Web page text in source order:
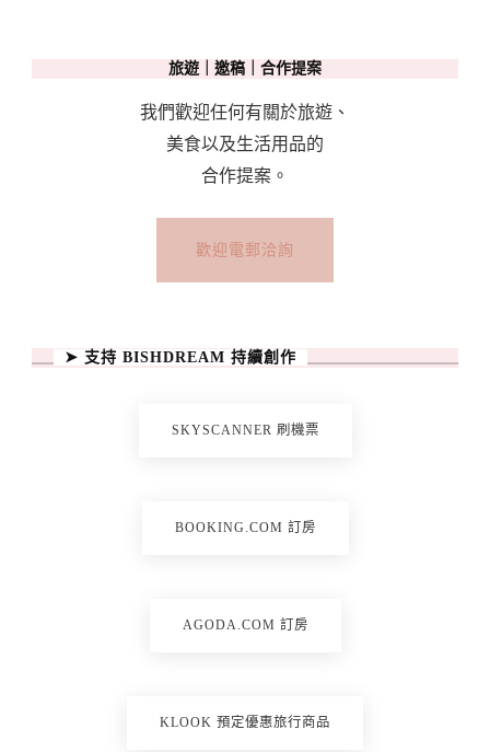
旅遊｜邀稿｜合作提案
我們歡迎任何有關於旅遊、
美食以及生活用品的
合作提案。
歡迎電郵洽詢
➤ 支持 BISHDREAM 持續創作
SKYSCANNER 刷機票
BOOKING.COM 訂房
AGODA.COM 訂房
KLOOK 預定優惠旅行商品